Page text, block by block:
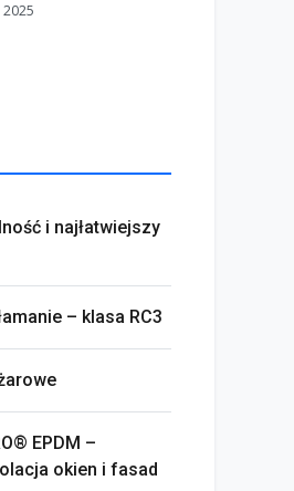
Saint-Gobain prezentuje
nowy film wizerunkowy
i najłatwiejszy
– klasa RC3
EPDM –
okien i fasad